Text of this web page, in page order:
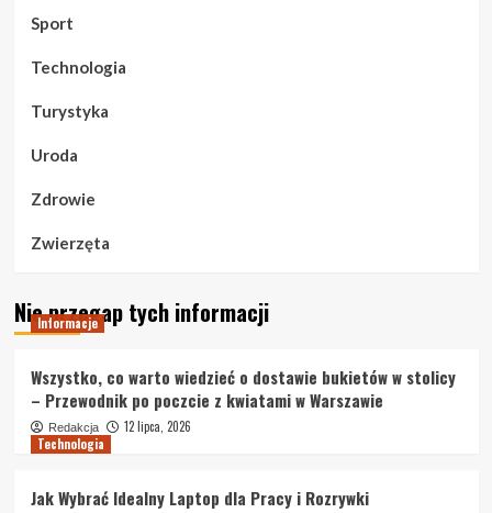
Sport
Technologia
Turystyka
Uroda
Zdrowie
Zwierzęta
Nie przegap tych informacji
Informacje
Wszystko, co warto wiedzieć o dostawie bukietów w stolicy
– Przewodnik po poczcie z kwiatami w Warszawie
Redakcja
12 lipca, 2026
Technologia
Jak Wybrać Idealny Laptop dla Pracy i Rozrywki